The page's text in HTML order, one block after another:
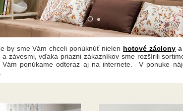
sme Vám chceli ponúknúť nielen hotové záclony
závesmi, vďaka priazni zákazníkov sme rozšírili
ponúkame odteraz aj na internete. V ponuke